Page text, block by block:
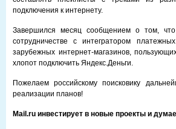
подключения к интернету.
Завершился месяц сообщением о том, что
сотрудничестве с интегратором
зарубежных интернет-магазинов,
хлопот подключить Яндекс.Деньги.
Пожелаем российскому поисковику
реализации планов!
Mail.ru инвестирует в новые проекты и